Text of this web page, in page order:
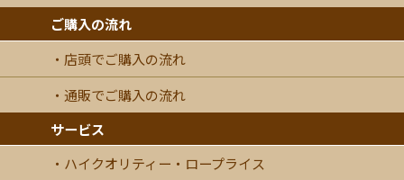
ご購入の流れ
店頭でご購入の流れ
通販でご購入の流れ
サービス
ハイクオリティー・ロープライス